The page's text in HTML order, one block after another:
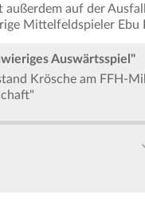
außerdem auf der
Mittelfeldspieler Ebu
Auswärtsspiel"
Krösche am FFH-